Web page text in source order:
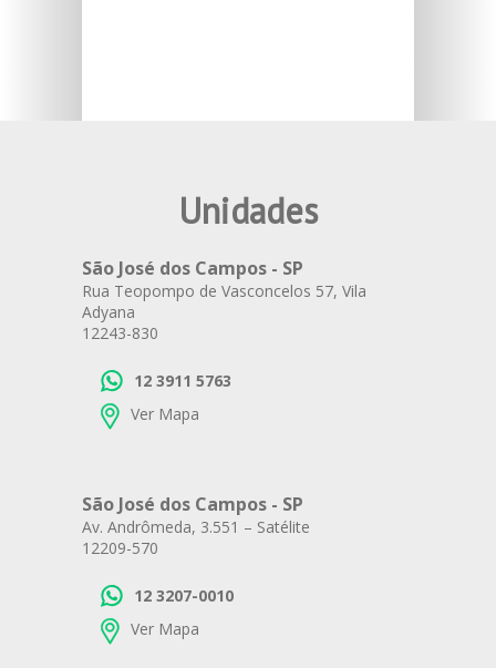
Unidades
São José dos Campos - SP
Rua Teopompo de Vasconcelos 57, Vila
Adyana
12243-830
12 3911 5763
Ver Mapa
São José dos Campos - SP
Av. Andrômeda, 3.551 – Satélite
12209-570
12 3207-0010
Ver Mapa